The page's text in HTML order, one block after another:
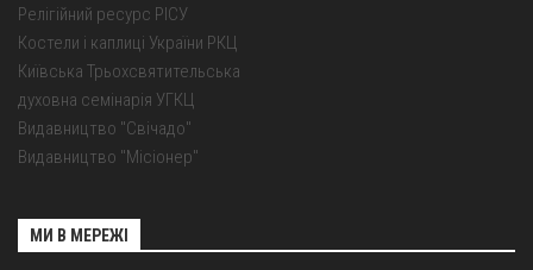
Релігійний ресурс РІСУ
Костели і каплиці України РКЦ
Київська Трьохсвятительська
духовна семінарія УГКЦ
Видавництво "Свічадо"
Видавництво "Місіонер"
МИ В МЕРЕЖІ